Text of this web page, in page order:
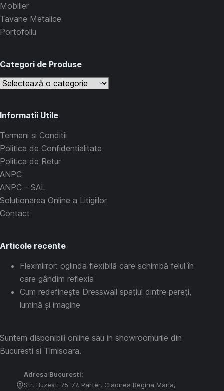
Mobilier
Tavane Metalice
Portofoliu
Categori de Produse
Informatii Utile
Termeni si Conditii
Politica de Confidentialitate
Politica de Retur
ANPC
ANPC – SAL
Solutionarea Online a Litigiilor
Contact
Articole recente
Flexmirror: oglinda flexibilă care schimbă felul în
care gândim reflexia
Cum redefinește Dresswall spațiul dintre pereți,
lumină și imagine
Suntem disponibili online sau in showroomurile din
Bucuresti si Timisoara.
Adresa Bucuresti:
Str. Buzesti 75-77, Parter, Cladirea Regina Maria,